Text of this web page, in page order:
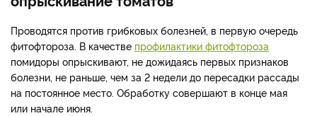
Проводятся против грибковых болезней, в первую очередь
фитофтороза. В качестве профилактики фитофтороза
помидоры опрыскивают, не дожидаясь первых признаков
болезни, не раньше, чем за 2 недели до пересадки рассады
на постоянное место. Обработку совершают в конце мая
или начале июня.